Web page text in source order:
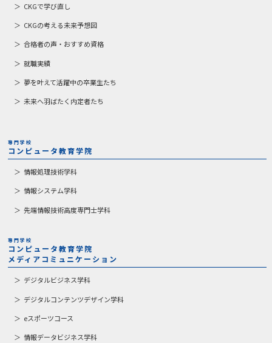
CKGで学び直し
CKGの考える未来予想図
合格者の声・おすすめ資格
就職実績
夢を叶えて活躍中の卒業生たち
未来へ羽ばたく内定者たち
専門学校
コンピュータ教育学院
情報処理技術学科
情報システム学科
先端情報技術高度専門士学科
専門学校
コンピュータ教育学院
メディアコミュニケーション
デジタルビジネス学科
デジタルコンテンツデザイン学科
eスポーツコース
情報データビジネス学科